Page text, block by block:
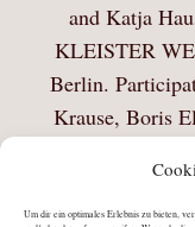
Um dir ein optimales Erlebnis zu bieten,
and Katja
KLEISTER
Berlin.
Krause, Boris